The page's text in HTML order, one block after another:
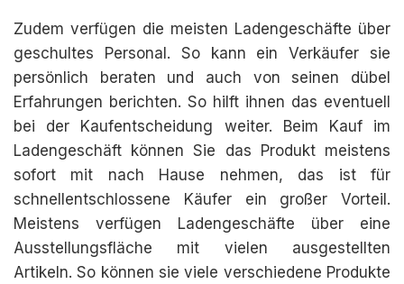
Zudem verfügen die meisten Ladengeschäfte über
geschultes Personal. So kann ein Verkäufer sie
persönlich beraten und auch von seinen dübel
Erfahrungen berichten. So hilft ihnen das eventuell
bei der Kaufentscheidung weiter. Beim Kauf im
Ladengeschäft können Sie das Produkt meistens
sofort mit nach Hause nehmen, das ist für
schnellentschlossene Käufer ein großer Vorteil.
Meistens verfügen Ladengeschäfte über eine
Ausstellungsfläche mit vielen ausgestellten
Artikeln. So können sie viele verschiedene Produkte